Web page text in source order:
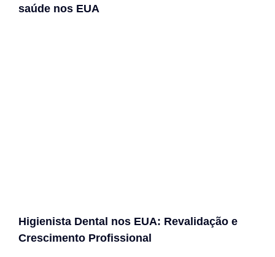
saúde nos EUA
Higienista Dental nos EUA: Revalidação e
Crescimento Profissional